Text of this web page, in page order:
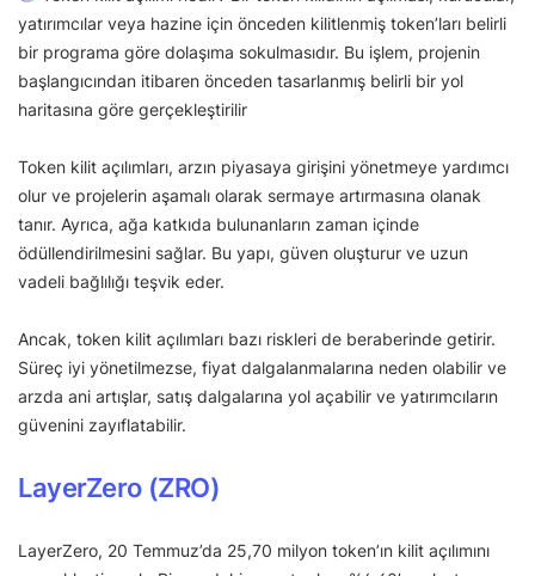
yatırımcılar veya hazine için önceden kilitlenmiş token’ları belirli
bir programa göre dolaşıma sokulmasıdır. Bu işlem, projenin
başlangıcından itibaren önceden tasarlanmış belirli bir yol
haritasına göre gerçekleştirilir
Token kilit açılımları, arzın piyasaya girişini yönetmeye yardımcı
olur ve projelerin aşamalı olarak sermaye artırmasına olanak
tanır. Ayrıca, ağa katkıda bulunanların zaman içinde
ödüllendirilmesini sağlar. Bu yapı, güven oluşturur ve uzun
vadeli bağlılığı teşvik eder.
Ancak, token kilit açılımları bazı riskleri de beraberinde getirir.
Süreç iyi yönetilmezse, fiyat dalgalanmalarına neden olabilir ve
arzda ani artışlar, satış dalgalarına yol açabilir ve yatırımcıların
güvenini zayıflatabilir.
LayerZero (ZRO)
LayerZero, 20 Temmuz’da 25,70 milyon token’ın kilit açılımını